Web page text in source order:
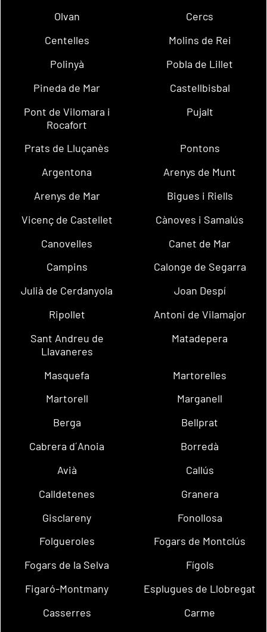
Olvan
Cercs
Centelles
Molins de Rei
Polinyà
Pobla de Lillet
Pineda de Mar
Castellbisbal
Pont de Vilomara i
Rocafort
Pujalt
Prats de Lluçanès
Pontons
Argentona
Arenys de Munt
Arenys de Mar
Bigues i Riells
Vicenç de Castellet
Cànoves i Samalús
Canovelles
Canet de Mar
Campins
Calonge de Segarra
Julià de Cerdanyola
Joan Despí
Ripollet
Antoni de Vilamajor
Sant Andreu de
Llavaneres
Matadepera
Masquefa
Martorelles
Martorell
Marganell
Berga
Bellprat
Cabrera d´Anoia
Borredà
Avià
Callús
Calldetenes
Granera
Gisclareny
Fonollosa
Folgueroles
Fogars de Montclús
Fogars de la Selva
Fígols
Figaró-Montmany
Esplugues de Llobregat
Casserres
Carme